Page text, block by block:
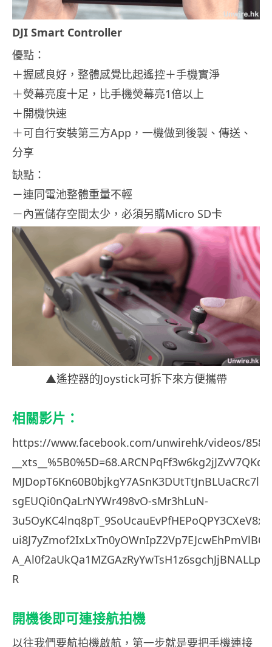
DJI Smart Controller
優點：
＋握感良好，整體感覺比起遙控＋手機實淨
＋熒幕亮度十足，比手機熒幕亮1倍以上
＋開機快速
＋可自行安裝第三方App，一機做到後製、傳送、
分享
缺點：
－連同電池整體重量不輕
－內置儲存空間太少，必須另購Micro SD卡
▲遙控器的Joystick可拆下來方便攜帶
相關影片：
https://www.facebook.com/unwirehk/videos/
sgEUQi0nQaLrNYWr498vO-sMr3hLuN-
R
開機後即可連接航拍機
以往我們要航拍機啟航，第一步就是要把手機連接